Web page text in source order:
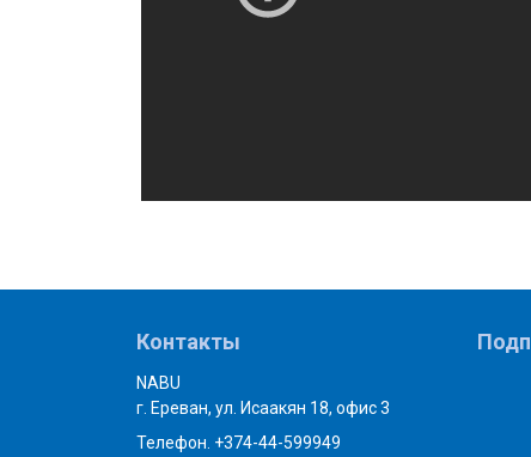
Контакты
NABU
г. Ереван, ул. Исаакян 18, офис 3
Телефон. +374-44-599949